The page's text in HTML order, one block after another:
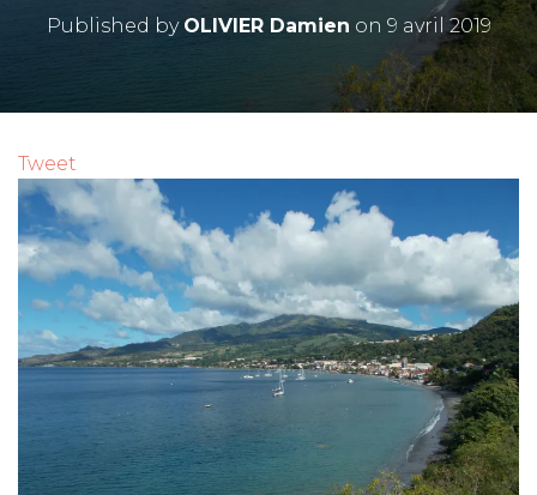
E
R
M
R
I
G
A
T
I
O
N
Published by OLIVIER Damien on 9 avril 2019
Tweet